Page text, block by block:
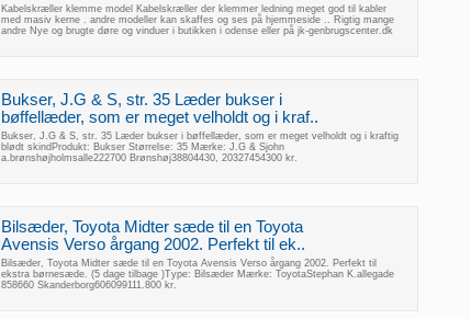
Kabelskræller klemme model Kabelskræller der klemmer ledning meget god til kabler
med masiv kerne . andre modeller kan skaffes og ses på hjemmeside .. Rigtig mange
andre Nye og brugte døre og vinduer i butikken i odense eller på jk-genbrugscenter.dk
Bukser, J.G & S, str. 35 Læder bukser i
bøffellæder, som er meget velholdt og i kraf..
Bukser, J.G & S, str. 35 Læder bukser i bøffellæder, som er meget velholdt og i kraftig
blødt skindProdukt: Bukser Størrelse: 35 Mærke: J.G & Sjohn
a.brønshøjholmsalle222700 Brønshøj38804430, 20327454300 kr.
Bilsæder, Toyota Midter sæde til en Toyota
Avensis Verso årgang 2002. Perfekt til ek..
Bilsæder, Toyota Midter sæde til en Toyota Avensis Verso årgang 2002. Perfekt til
ekstra børnesæde. (5 dage tilbage )Type: Bilsæder Mærke: ToyotaStephan K.allegade
858660 Skanderborg606099111.800 kr.